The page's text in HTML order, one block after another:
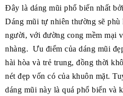
Đây là dáng mũi phổ biến nhất
Dáng mũi tự nhiên thường sẽ
người, với đường cong mềm mại
nhàng. Ưu điểm của dáng mũi
hài hòa và trẻ trung, đồng thời
nét đẹp vốn có của khuôn mặt.
dáng mũi này là quá phổ biến và